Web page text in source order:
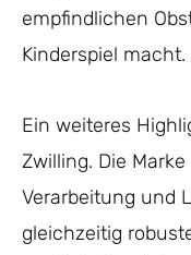
empfindlichen
Kinderspiel macht.
Ein weiteres
Zwilling. Die
Verarbeitung und
gleichzeitig